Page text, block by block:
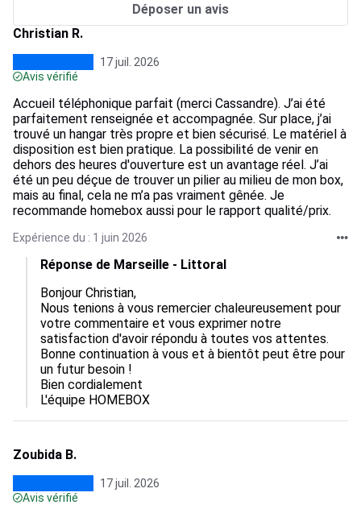
Déposer un avis
Christian R.
17 juil. 2026
Avis vérifié
Accueil téléphonique parfait (merci Cassandre). J’ai été
parfaitement renseignée et accompagnée. Sur place, j’ai
trouvé un hangar très propre et bien sécurisé. Le matériel à
disposition est bien pratique. La possibilité de venir en
dehors des heures d'ouverture est un avantage réel. J’ai
été un peu déçue de trouver un pilier au milieu de mon box,
mais au final, cela ne m’a pas vraiment gênée. Je
recommande homebox aussi pour le rapport qualité/prix.
Expérience du : 1 juin 2026
Réponse de Marseille - Littoral
Bonjour Christian,
Nous tenions à vous remercier chaleureusement pour
votre commentaire et vous exprimer notre
satisfaction d'avoir répondu à toutes vos attentes.
Bonne continuation à vous et à bientôt peut être pour
un futur besoin !
Bien cordialement
L'équipe HOMEBOX
Zoubida B.
17 juil. 2026
Avis vérifié